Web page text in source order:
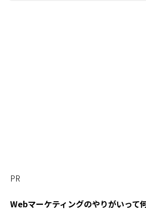
PR
Webマーケティングのやりがいって